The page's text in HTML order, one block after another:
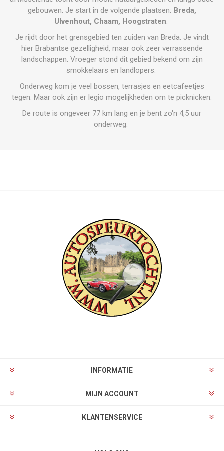
gebouwen. Je start in de volgende plaatsen: Breda,
Ulvenhout, Chaam, Hoogstraten.
Je rijdt door het grensgebied ten zuiden van Breda. Je vindt
hier Brabantse gezelligheid, maar ook zeer verrassende
landschappen. Vroeger stond dit gebied bekend om zijn
smokkelaars en landlopers.
Onderweg kom je veel bossen, terrasjes en eetcafeetjes
tegen. Maar ook zijn er legio mogelijkheden om te picknicken.
De route is ongeveer 77 km lang en je bent zo'n 4,5 uur
onderweg.
INFORMATIE
MIJN ACCOUNT
KLANTENSERVICE